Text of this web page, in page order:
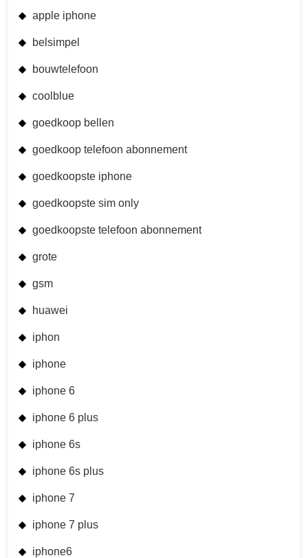
apple iphone
belsimpel
bouwtelefoon
coolblue
goedkoop bellen
goedkoop telefoon abonnement
goedkoopste iphone
goedkoopste sim only
goedkoopste telefoon abonnement
grote
gsm
huawei
iphon
iphone
iphone 6
iphone 6 plus
iphone 6s
iphone 6s plus
iphone 7
iphone 7 plus
iphone6